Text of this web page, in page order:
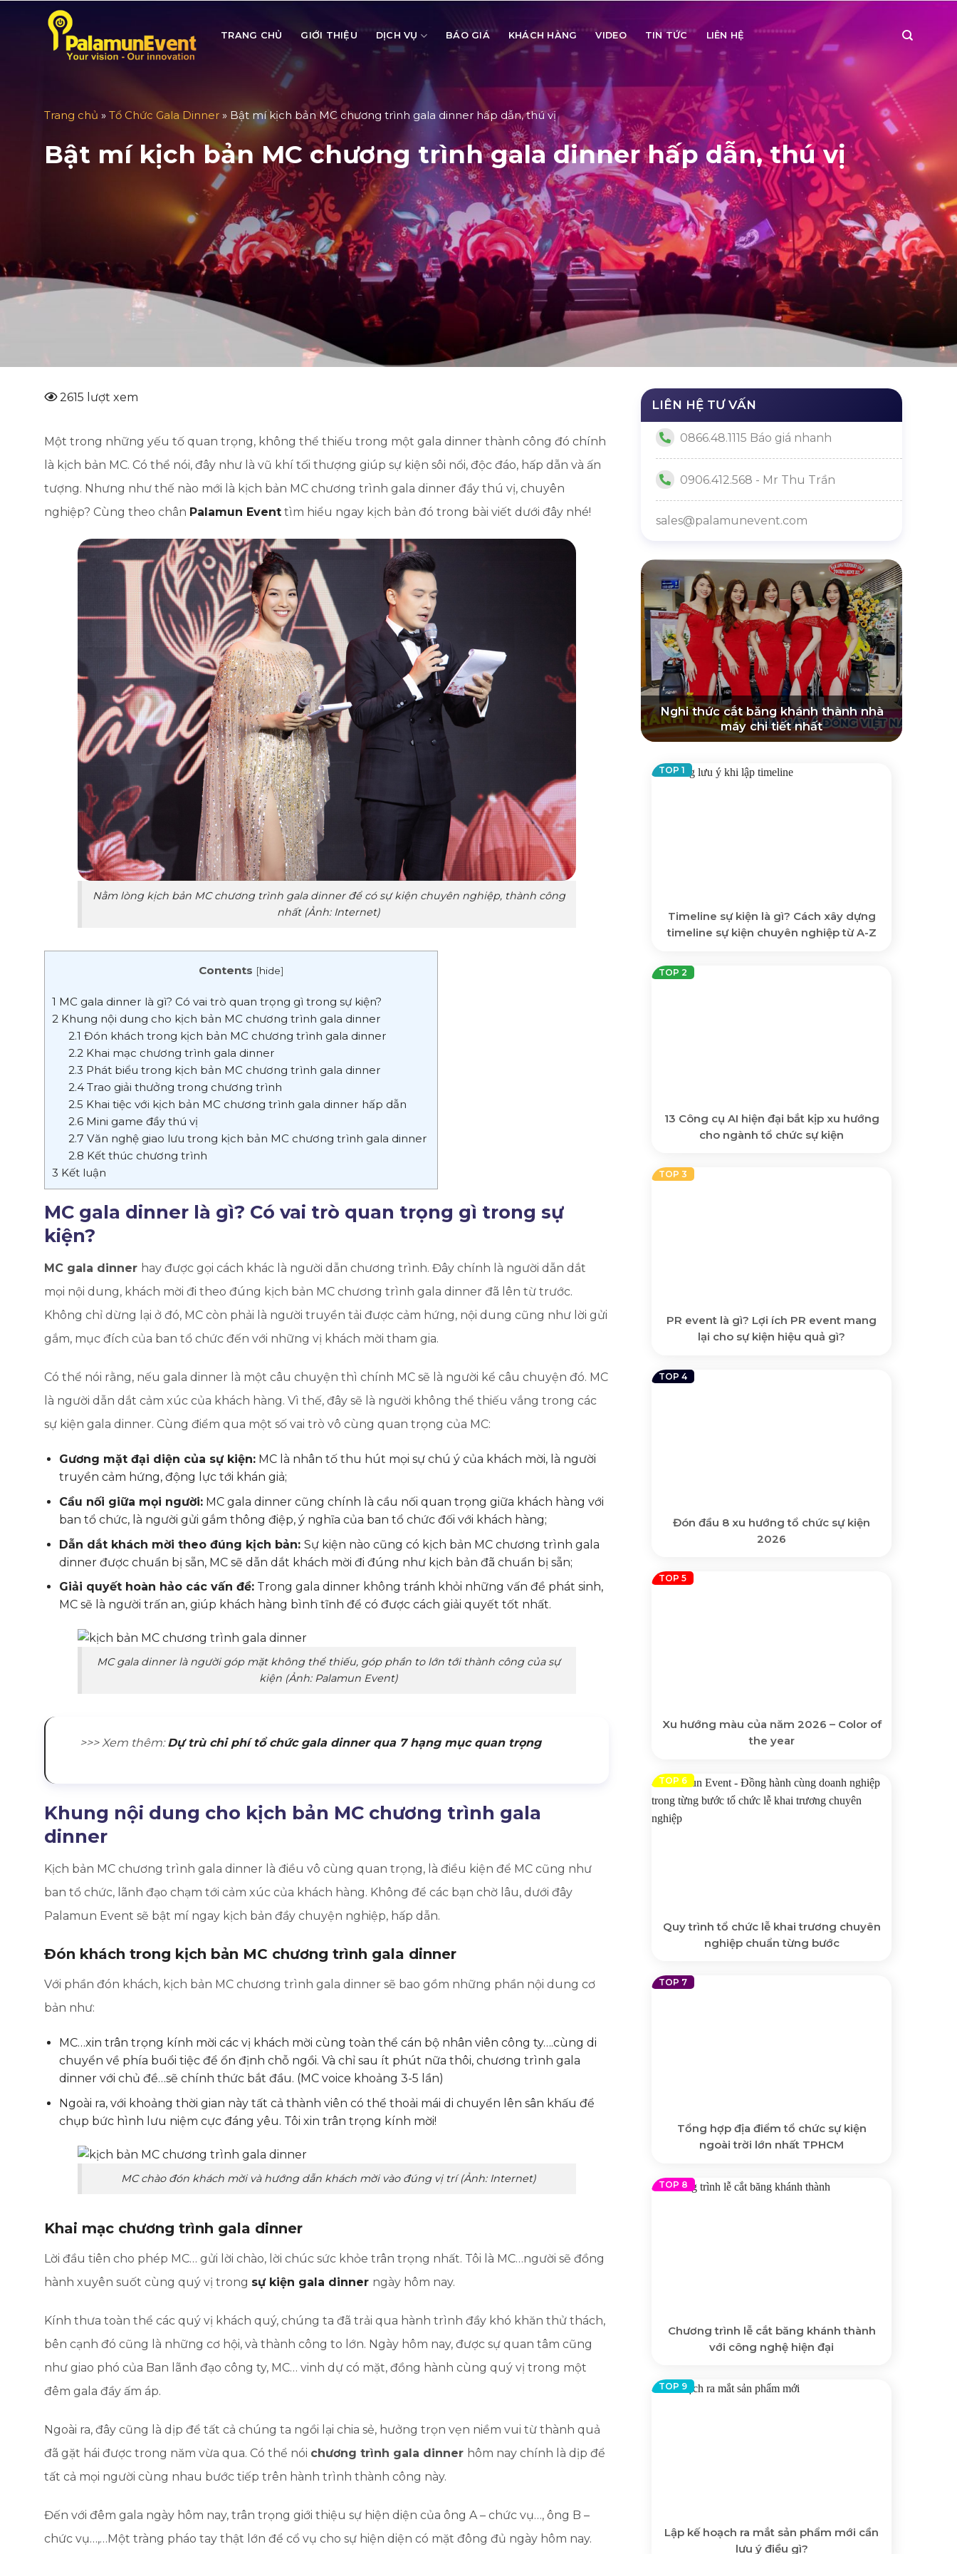
TRANG CHỦ GIỚI THIỆU DỊCH VỤ BÁO GIÁ KHÁCH HÀNG VIDEO TIN TỨC LIÊN HỆ
Trang chủ » Tổ Chức Gala Dinner » Bật mí kịch bản MC chương trình gala dinner hấp dẫn, thú vị
Bật mí kịch bản MC chương trình gala dinner hấp dẫn, thú vị
2615 lượt xem
Một trong những yếu tố quan trọng, không thể thiếu trong một gala dinner thành công đó chính
là kịch bản MC. Có thể nói, đây như là vũ khí tối thượng giúp sự kiện sôi nổi, độc đáo, hấp dẫn và ấn
tượng. Nhưng như thế nào mới là kịch bản MC chương trình gala dinner đầy thú vị, chuyên
nghiệp? Cùng theo chân Palamun Event tìm hiểu ngay kịch bản đó trong bài viết dưới đây nhé!
Nằm lòng kịch bản MC chương trình gala dinner để có sự kiện chuyên nghiệp, thành công
nhất (Ảnh: Internet)
Contents [hide]
1 MC gala dinner là gì? Có vai trò quan trọng gì trong sự kiện?
2 Khung nội dung cho kịch bản MC chương trình gala dinner
2.1 Đón khách trong kịch bản MC chương trình gala dinner
2.2Khai mạc chương trình gala dinner
2.3 Phát biểu trong kịch bản MC chương trình gala dinner
2.4Trao giải thưởng trong chương trình
2.5 Khai tiệc với kịch bản MC chương trình gala dinner hấp dẫn
2.6Mini game đầy thú vị
2.7 Văn nghệ giao lưu trong kịch bản MC chương trình gala dinner
2.8 Kết thúc chương trình
3 Kết luận
MC gala dinner là gì? Có vai trò quan trọng gì trong sự
kiện?
MC gala dinner hay được gọi cách khác là người dẫn chương trình. Đây chính là người dẫn dắt
mọi nội dung, khách mời đi theo đúng kịch bản MC chương trình gala dinner đã lên từ trước.
Không chỉ dừng lại ở đó, MC còn phải là người truyền tải được cảm hứng, nội dung cũng như lời gửi
gắm, mục đích của ban tổ chức đến với những vị khách mời tham gia.
Có thể nói rằng, nếu gala dinner là một câu chuyện thì chính MC sẽ là người kể câu chuyện đó. MC
là người dẫn dắt cảm xúc của khách hàng. Vì thế, đây sẽ là người không thể thiếu vắng trong các
sự kiện gala dinner. Cùng điểm qua một số vai trò vô cùng quan trọng của MC:
Gương mặt đại diện của sự kiện:MC là nhân tố thu hút mọi sự chú ý của khách mời, là người
truyền cảm hứng, động lực tới khán giả;
Cầu nối giữa mọi người:MC gala dinner cũng chính là cầu nối quan trọng giữa khách hàng với
ban tổ chức, là người gửi gắm thông điệp, ý nghĩa của ban tổ chức đối với khách hàng;
Dẫn dắt khách mời theo đúng kịch bản: Sự kiện nào cũng có kịch bản MC chương trình gala
dinner được chuẩn bị sẵn, MC sẽ dẫn dắt khách mời đi đúng như kịch bản đã chuẩn bị sẵn;
Giải quyết hoàn hảo các vấn đề:Trong gala dinner không tránh khỏi những vấn đề phát sinh,
MC sẽ là người trấn an, giúp khách hàng bình tĩnh để có được cách giải quyết tốt nhất.
MC gala dinner là người góp mặt không thể thiếu, góp phần to lớn tới thành công của sự
kiện (Ảnh: Palamun Event)
>>>Xem thêm:Dự trù chi phí tổ chức gala dinner qua 7 hạng mục quan trọng
Khung nội dung cho kịch bản MC chương trình gala
dinner
Kịch bản MC chương trình gala dinner là điều vô cùng quan trọng, là điều kiện để MC cũng như
ban tổ chức, lãnh đạo chạm tới cảm xúc của khách hàng. Không để các bạn chờ lâu, dưới đây
Palamun Event sẽ bật mí ngay kịch bản đầy chuyện nghiệp, hấp dẫn.
Đón khách trong kịch bản MC chương trình gala dinner
Với phần đón khách, kịch bản MC chương trình gala dinner sẽ bao gồm những phần nội dung cơ
bản như:
MC…xin trân trọng kính mời các vị khách mời cùng toàn thể cán bộ nhân viên công ty….cùng di
chuyển về phía buổi tiệc để ổn định chỗ ngồi. Và chỉ sau ít phút nữa thôi, chương trình gala
dinner với chủ đề…sẽ chính thức bắt đầu. (MC voice khoảng 3-5 lần)
Ngoài ra, với khoảng thời gian này tất cả thành viên có thể thoải mái di chuyển lên sân khấu để
chụp bức hình lưu niệm cực đáng yêu. Tôi xin trân trọng kính mời!
MC chào đón khách mời và hướng dẫn khách mời vào đúng vị trí (Ảnh: Internet)
Khai mạc chương trình gala dinner
Lời đầu tiên cho phép MC… gửi lời chào, lời chúc sức khỏe trân trọng nhất. Tôi là MC…người sẽ đồng
hành xuyên suốt cùng quý vị trong sự kiện gala dinner ngày hôm nay.
Kính thưa toàn thể các quý vị khách quý, chúng ta đã trải qua hành trình đầy khó khăn thử thách,
bên cạnh đó cũng là những cơ hội, và thành công to lớn. Ngày hôm nay, được sự quan tâm cũng
như giao phó của Ban lãnh đạo công ty, MC… vinh dự có mặt, đồng hành cùng quý vị trong một
đêm gala đầy ấm áp.
Ngoài ra, đây cũng là dịp để tất cả chúng ta ngồi lại chia sẻ, hưởng trọn vẹn niềm vui từ thành quả
đã gặt hái được trong năm vừa qua. Có thể nói chương trình gala dinner hôm nay chính là dịp để
tất cả mọi người cùng nhau bước tiếp trên hành trình thành công này.
Đến với đêm gala ngày hôm nay, trân trọng giới thiệu sự hiện diện của ông A – chức vụ…, ông B –
chức vụ…,…Một tràng pháo tay thật lớn để cổ vụ cho sự hiện diện có mặt đông đủ ngày hôm nay.
LIÊN HỆ TƯ VẤN
0866.48.1115 Báo giá nhanh
0906.412.568 - Mr Thu Trần
sales@palamunevent.com
Nghi thức cắt băng khánh thành nhà
máy chi tiết nhất
Timeline sự kiện là gì? Cách xây dựng
timeline sự kiện chuyên nghiệp từ A-Z
13 Công cụ AI hiện đại bắt kịp xu hướng
cho ngành tổ chức sự kiện
PR event là gì? Lợi ích PR event mang
lại cho sự kiện hiệu quả gì?
Đón đầu 8 xu hướng tổ chức sự kiện
2026
Xu hướng màu của năm 2026 – Color of
the year
Quy trình tổ chức lễ khai trương chuyên
nghiệp chuẩn từng bước
Tổng hợp địa điểm tổ chức sự kiện
ngoài trời lớn nhất TPHCM
Chương trình lễ cắt băng khánh thành
với công nghệ hiện đại
Lập kế hoạch ra mắt sản phẩm mới cần
lưu ý điều gì?